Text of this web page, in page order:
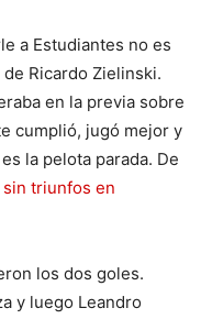
a Estudiantes no es
Ricardo Zielinski.
en la previa sobre
cumplió, jugó mejor y
la pelota parada. De
sin triunfos en
los dos goles.
y luego Leandro